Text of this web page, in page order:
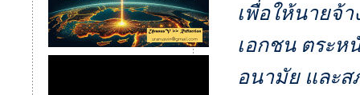
เพื่อให้นายจ้
เอกชน ตระห
อนามัย และส